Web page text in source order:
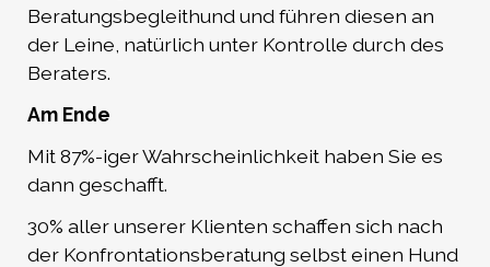
Beratungsbegleithund und führen diesen an
der Leine, natürlich unter Kontrolle durch des
Beraters.
Am Ende
Mit 87%-iger Wahrscheinlichkeit haben Sie es
dann geschafft.
30% aller unserer Klienten schaffen sich nach
der Konfrontationsberatung selbst einen Hund